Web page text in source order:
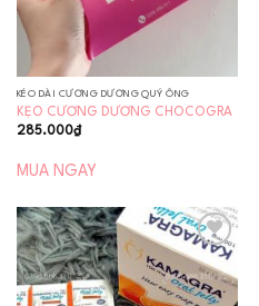
KÉO DÀI CƯƠNG DƯƠNG QUÝ ÔNG
KẸO CƯƠNG DƯƠNG CHOCOGRA
285.000₫
MUA NGAY
Add to